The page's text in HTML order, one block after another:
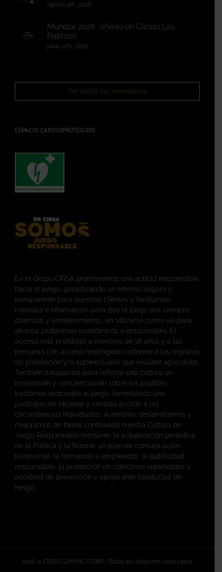
agosto 4th, 2026
Mundial 2026: ¡Vívelo en Casino Las
Palmas!
junio 12th, 2026
Ver todas las novedades
ESPACIO CARDIOPROTEGIDO
En el Grupo CIRSA promovemos una actitud responsable
hacia el juego, garantizando un entorno seguro y
transparente para nuestros clientes y facilitamos
medidas e información para que el juego sea siempre
diversión y entretenimiento, sin utilizarse como vía para
afrontar problemas económicos o emocionales. El
acceso está prohibido a menores de 18 años y a las
personas con acceso restringido conforme a los registros
de prohibición y/o autoexclusión que resulten aplicables.
También trabajamos para reforzar una cultura de
prevención y concienciación sobre los posibles
trastornos asociados al juego, fomentando una
participación racional y sensata acorde a las
circunstancias individuales. Asimismo, desarrollamos y
mejoramos de forma continuada nuestra Cultura de
Juego Responsable mediante la actualización periódica
de la Política y la Norma, un plan de comunicación
transversal, la formación a empleados, la publicidad
responsable, la protección de colectivos vulnerables y
acciones de prevención y apoyo ante conductas de
riesgo.
2026 @ CIRSA GAMING CORP. | Todos los derechos reservados